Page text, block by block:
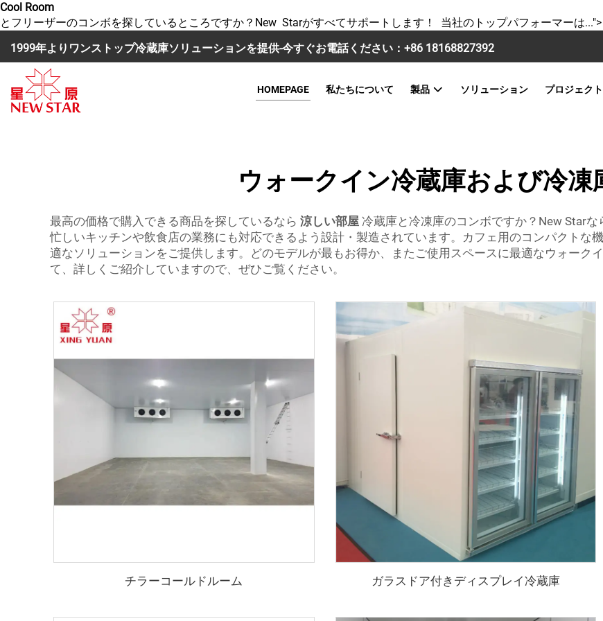
Cool Room
とフリーザーのコンボを探しているところですか？New Starがすべてサポートします！ 当社のトップパフォーマーは...">
1999年よりワンストップ冷蔵庫ソリューションを提供-今すぐお電話ください： +86 18168827392
HOMEPAGE 私たちについて 製品 ソリューション プロジェクト
ウォークイン冷蔵庫および冷凍
最高の価格で購入できる商品を探しているなら 涼しい部屋 冷蔵庫と冷凍庫のコンボですか？New Star
忙しいキッチンや飲食店の業務にも対応できるよう設計・製造されています。カフェ用のコンパクトな
適なソリューションをご提供します。どのモデルが最もお得か、またご使用スペースに最適なウォーク
て、詳しくご紹介していますので、ぜひご覧ください。
チラーコールドルーム ガラスドア付きディスプレイ冷蔵庫